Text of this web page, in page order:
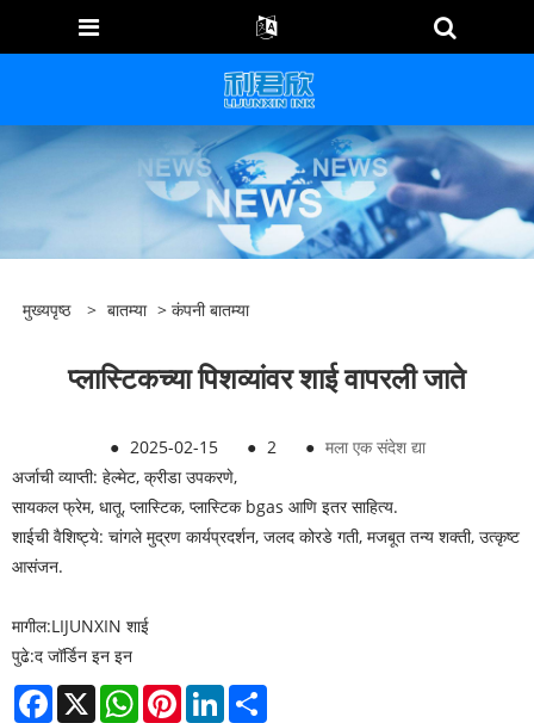
मुख्यपृष्ठ > बातम्या > कंपनी बातम्या
प्लास्टिकच्या पिशव्यांवर शाई वापरली जाते
● 2025-02-15 ● 2 ● मला एक संदेश द्या
अर्जाची व्याप्ती: हेल्मेट, क्रीडा उपकरणे,
सायकल फ्रेम, धातू, प्लास्टिक, प्लास्टिक bgas आणि इतर साहित्य.
शाईची वैशिष्ट्ये: चांगले मुद्रण कार्यप्रदर्शन, जलद कोरडे गती, मजबूत तन्य शक्ती, उत्कृष्ट
आसंजन.
मागील:LIJUNXIN शाई
पुढे:द जॉर्डिन इन इन
Facebook
X WhatsAppPinterestLinkedIn